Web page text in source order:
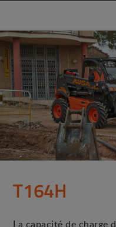
T164H
La capacité de charge